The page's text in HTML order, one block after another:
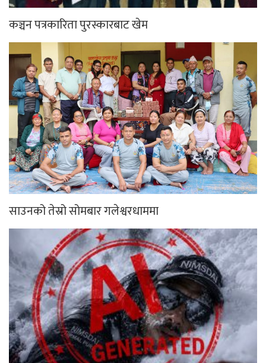
कञ्चन पत्रकारिता पुरस्कारबाट खेम
साउनको तेस्रो सोमबार गलेश्वरधाममा